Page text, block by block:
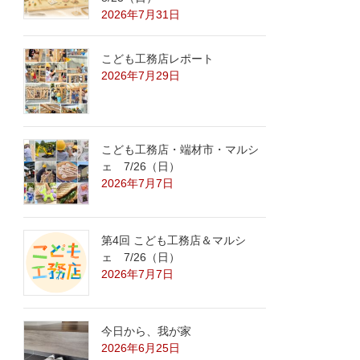
2026年7月31日
こども工務店レポート
2026年7月29日
こども工務店・端材市・マルシ
ェ 7/26（日）
2026年7月7日
第4回 こども工務店＆マルシ
ェ 7/26（日）
2026年7月7日
今日から、我が家
2026年6月25日